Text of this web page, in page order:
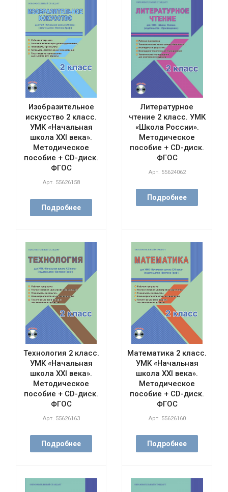
Изобразительное
искусство 2 класс.
УМК «Начальная
школа XXI века».
Методическое
пособие + CD-диск.
ФГОС
Арт. 55626158
Подробнее
Литературное
чтение 2 класс. УМК
«Школа России».
Методическое
пособие + CD-диск.
ФГОС
Арт. 55624062
Подробнее
Технология 2 класс.
УМК «Начальная
школа XXI века».
Методическое
пособие + CD-диск.
ФГОС
Арт. 55626163
Подробнее
Математика 2 класс.
УМК «Начальная
школа XXI века».
Методическое
пособие + CD-диск.
ФГОС
Арт. 55626160
Подробнее